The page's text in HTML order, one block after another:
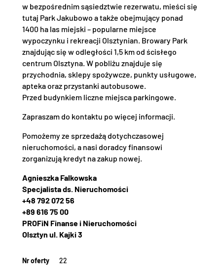
w bezpośrednim sąsiedztwie rezerwatu, mieści się
tutaj Park Jakubowo a także obejmujący ponad
1400 ha las miejski – popularne miejsce
wypoczynku i rekreacji Olsztynian. Browary Park
znajdując się w odległości 1,5 km od ścisłego
centrum Olsztyna. W pobliżu znajduje się
przychodnia, sklepy spożywcze, punkty usługowe,
apteka oraz przystanki autobusowe.
Przed budynkiem liczne miejsca parkingowe.
Zapraszam do kontaktu po więcej informacji.
Pomożemy ze sprzedażą dotychczasowej
nieruchomości, a nasi doradcy finansowi
zorganizują kredyt na zakup nowej.
Agnieszka Falkowska
Specjalista ds. Nieruchomości
+48 792 072 56
+89 616 75 00
PROFiN Finanse i Nieruchomości
Olsztyn ul. Kajki 3
Nr oferty 22